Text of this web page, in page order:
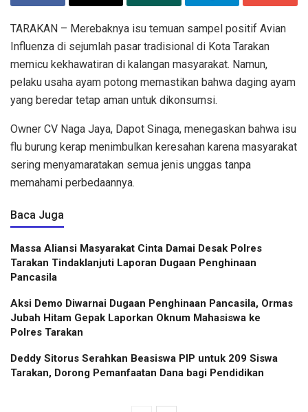
TARAKAN – Merebaknya isu temuan sampel positif Avian
Influenza di sejumlah pasar tradisional di Kota Tarakan
memicu kekhawatiran di kalangan masyarakat. Namun,
pelaku usaha ayam potong memastikan bahwa daging ayam
yang beredar tetap aman untuk dikonsumsi.
Owner CV Naga Jaya, Dapot Sinaga, menegaskan bahwa isu
flu burung kerap menimbulkan keresahan karena masyarakat
sering menyamaratakan semua jenis unggas tanpa
memahami perbedaannya.
Baca Juga
Massa Aliansi Masyarakat Cinta Damai Desak Polres
Tarakan Tindaklanjuti Laporan Dugaan Penghinaan
Pancasila
Aksi Demo Diwarnai Dugaan Penghinaan Pancasila, Ormas
Jubah Hitam Gepak Laporkan Oknum Mahasiswa ke
Polres Tarakan
Deddy Sitorus Serahkan Beasiswa PIP untuk 209 Siswa
Tarakan, Dorong Pemanfaatan Dana bagi Pendidikan